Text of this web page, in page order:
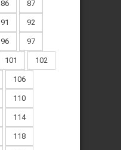
86 87
91 92
96 97
101 102
106
110
114
118